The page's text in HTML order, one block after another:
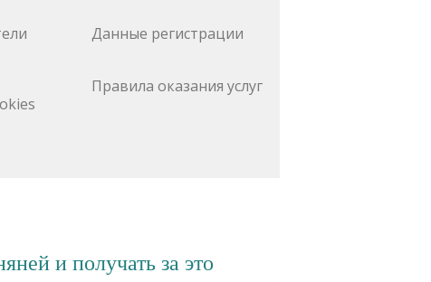
Данные регистрации
Правила оказания услуг
и получать за это